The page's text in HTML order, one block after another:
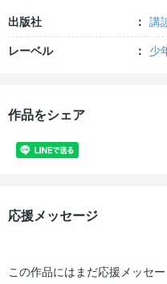
出版社 講
レーベル 少
作品をシェア
応援メッセージ
この作品にはまだ応援メッセ